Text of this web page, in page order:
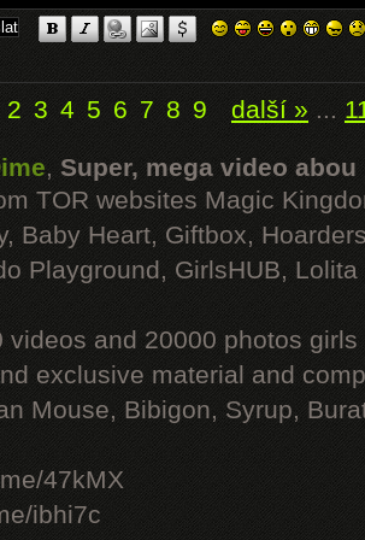
2 3 4 5 6 7 8 9 další » ...
, Super, mega video abou
TOR websites Magic
Baby Heart, Giftbox,
Playground, GirlsHUB, Lolita
videos and 20000 photos
exclusive material and
Mouse, Bibigon, Syrup,
47kMX
ibhi7c